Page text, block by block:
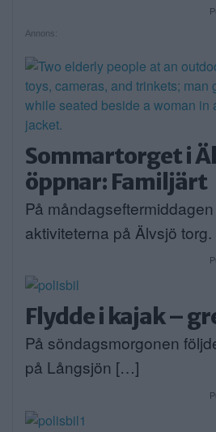
Annons:
Sommartorget i
öppnar: Familjärt
På
aktiviteterna på Älvsjö
Flydde i kajak –
På söndagsmorgonen
på Långsjön […]